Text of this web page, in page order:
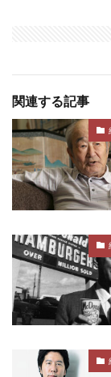
関連する記事